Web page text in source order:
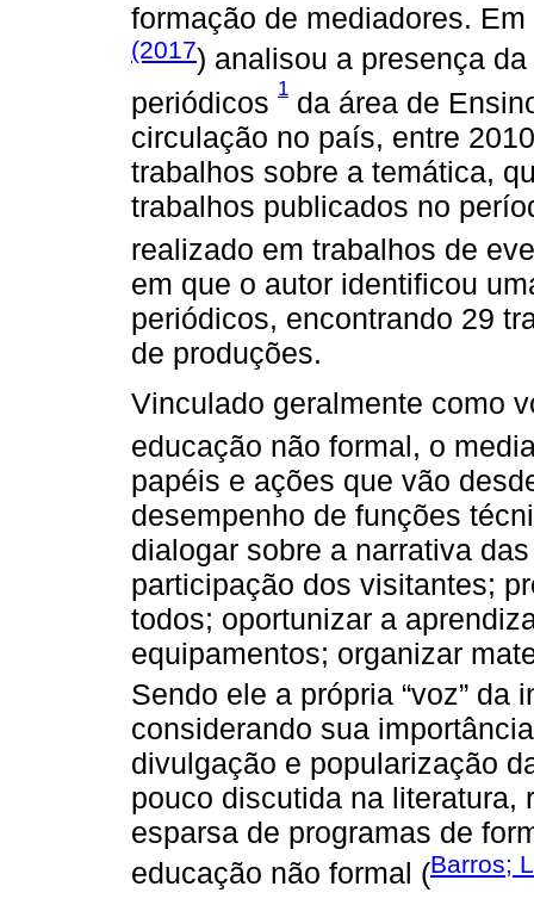
formação de mediadores.
(2017) analisou a presença
periódicos 1 da área de
circulação no país, entre
trabalhos sobre a temática,
trabalhos publicados no
realizado em trabalhos de
em que o autor identificou
periódicos, encontrando 29
de produções.
Vinculado geralmente como
educação não formal, o
papéis e ações que vão
desempenho de funções
dialogar sobre a narrativa
participação dos visitantes;
todos; oportunizar a
equipamentos; organizar
Sendo ele a própria “voz” da
considerando sua
divulgação e popularização
pouco discutida na literatura,
esparsa de programas de
educação não formal (Barros;